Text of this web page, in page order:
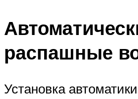
распашные
Установка